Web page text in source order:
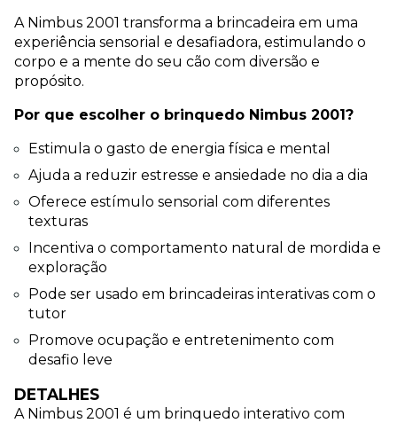
A Nimbus 2001 transforma a brincadeira em uma
experiência sensorial e desafiadora, estimulando o
corpo e a mente do seu cão com diversão e
propósito.
Por que escolher o brinquedo Nimbus 2001?
Estimula o gasto de energia física e mental
Ajuda a reduzir estresse e ansiedade no dia a dia
Oferece estímulo sensorial com diferentes
texturas
Incentiva o comportamento natural de mordida e
exploração
Pode ser usado em brincadeiras interativas com o
tutor
Promove ocupação e entretenimento com
desafio leve
DETALHES
A Nimbus 2001 é um brinquedo interativo com